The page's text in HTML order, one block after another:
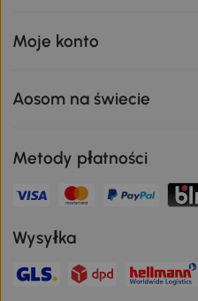
Moje konto
Aosom na świecie
Metody płatności
Wysyłka